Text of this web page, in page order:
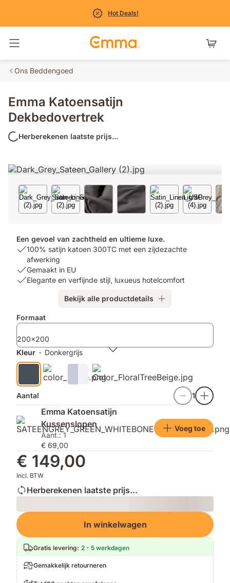
Hot Deals!
Navigatie in- en uitschakelen
Ons Beddengoed
Emma Katoensatijn
Dekbedovertrek
Herberekenen laatste prijs...
Een gevoel van zachtheid en ultieme luxe.
USP
100%
satijn
een
afwerking
100% satijn katoen 300TC met een zijdezachte
afwerking
USP
2:
Gemaakt in EU
USP
verfijnde
luxueus
hotelcomfort
Elegante en verfijnde stijl, luxueus hotelcomfort
Bekijk alle productdetails
Extra
Formaat
200x200
Kleur - Donkergrijs
Aantal 1
Emma Katoensatijn
Kussenslopen
Aant.: 1
€ 69,00
Voeg toe
€ 149,00
Incl. BTW
Herberekenen laatste prijs...
Loading
In winkelwagen
Gratis levering: 2 - 5 werkdagen
Gemakkelijk retourneren